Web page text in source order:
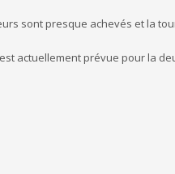
sont presque achevés et la
actuellement prévue pour la